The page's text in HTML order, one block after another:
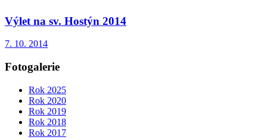
Výlet na sv. Hostýn 2014
7. 10. 2014
Fotogalerie
Rok 2025
Rok 2020
Rok 2019
Rok 2018
Rok 2017